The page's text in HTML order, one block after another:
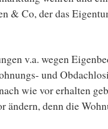
& Co, der das
v.a. wegen
und
wie vor erhalten
ändern, denn die